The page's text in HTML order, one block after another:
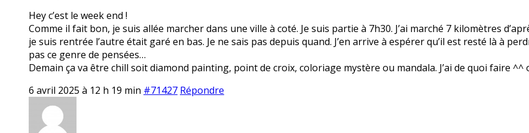
Hey c’est le week end !
Comme il fait bon, je suis allée marcher dans une ville à coté. Je suis partie à 7h30. J’ai marché 7 kilomètres
je suis rentrée l’autre était garé en bas. Je ne sais pas depuis quand. J’en arrive à espérer qu’il est resté là à
pas ce genre de pensées…
Demain ça va être chill soit diamond painting, point de croix, coloriage mystère ou mandala. J’ai de quoi faire
6 avril 2025 à 12 h 19 min #71427 Répondre